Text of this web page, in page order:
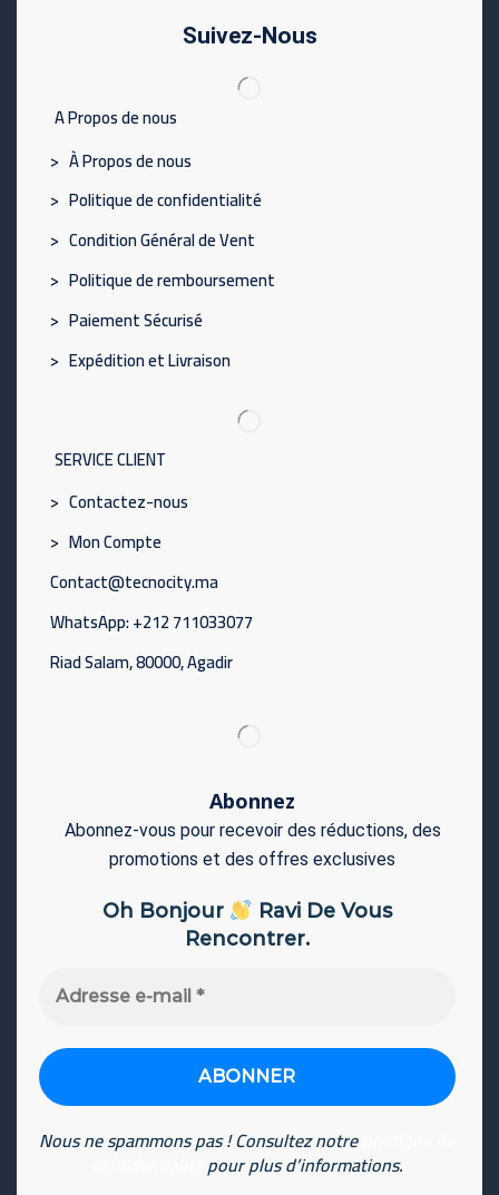
Suivez-Nous
A Propos de nous
> À Propos de nous
> Politique de confidentialité
> Condition Général de Vent
> Politique de remboursement
> Paiement Sécurisé
> Expédition et Livraison
SERVICE CLIENT
> Contactez-nous
> Mon Compte
Contact@tecnocity.ma
WhatsApp: +212 711033077
Riad Salam, 80000, Agadir
Abonnez
Abonnez-vous pour recevoir des réductions, des
promotions et des offres exclusives
Oh Bonjour
Ravi De Vous
Rencontrer.
Nous ne spammons pas ! Consultez notre
pour plus d’informations.